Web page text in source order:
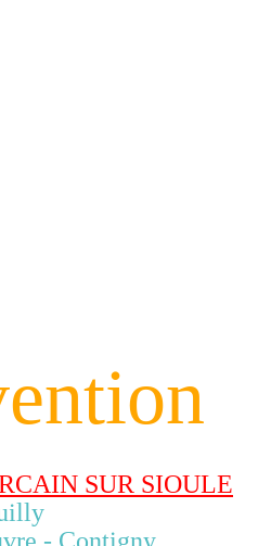
SUR SIOULE